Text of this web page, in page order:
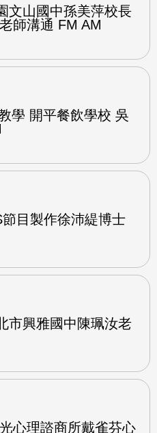
文山國中孫美萍校長
師溝通 FM AM
學 開平餐飲學校 吳
目製作徐沛緹博士
市興雅國中陳珮汝老
心理諮商所戴雀芬心